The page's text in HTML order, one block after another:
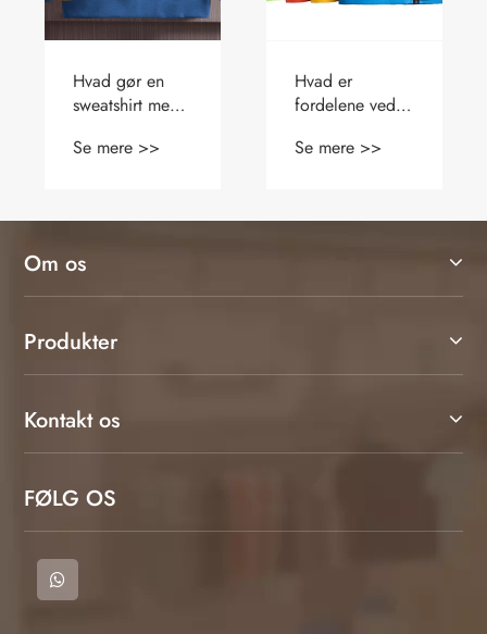
Hvorfor er en
langærmet
det bedste valg
professionel stil
Se mere >>
Kan du bære en
besætningshals
atletik
Se mere >>
Om os
Produkter
Kontakt os
FØLG OS